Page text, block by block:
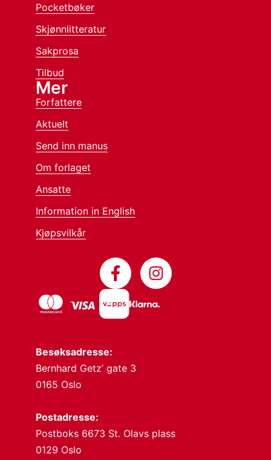
Besøksadresse:
Bernhard Getz’ gate 3
0165 Oslo
Postadresse:
Postboks 6673 St. Olavs plass
0129 Oslo
Pocketbøker
Skjønnlitteratur
Sakprosa
Tilbud
Mer
Forfattere
Aktuelt
Send inn manus
Om forlaget
Ansatte
Information in English
Kjøpsvilkår